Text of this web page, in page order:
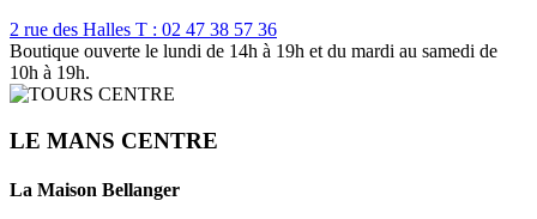
2 rue des Halles T : 02 47 38 57 36
Boutique ouverte le lundi de 14h à 19h et du mardi au samedi de
10h à 19h.
LE MANS CENTRE
La Maison Bellanger